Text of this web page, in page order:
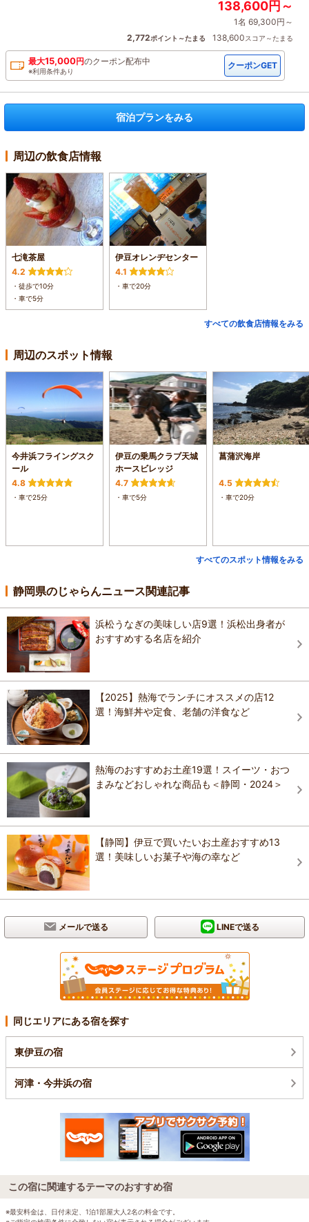
138,600円～
1名 69,300円～
2,772ポイント～たまる 138,600スコア～たまる
最大15,000円のクーポン配布中
※利用条件あり
クーポンGET
宿泊プランをみる
周辺の飲食店情報
七滝茶屋
4.2
・徒歩で10分
・車で5分
伊豆オレンヂセンター
4.1
・車で20分
すべての飲食店情報をみる
周辺のスポット情報
今井浜フライングスク
ール
4.8
・車で25分
伊豆の乗馬クラブ天城
ホースビレッジ
4.7
・車で5分
菖蒲沢海岸
4.5
・車で20分
すべてのスポット情報をみる
静岡県のじゃらんニュース関連記事
浜松うなぎの美味しい店9選！浜松出身者が
おすすめする名店を紹介
【2025】熱海でランチにオススメの店12
選！海鮮丼や定食、老舗の洋食など
熱海のおすすめお土産19選！スイーツ・おつ
まみなどおしゃれな商品も＜静岡・2024＞
【静岡】伊豆で買いたいお土産おすすめ13
選！美味しいお菓子や海の幸など
メールで送る LINEで送る
同じエリアにある宿を探す
東伊豆の宿
河津・今井浜の宿
この宿に関連するテーマのおすすめ宿
※最安料金は、日付未定、1泊1部屋大人2名の料金です。